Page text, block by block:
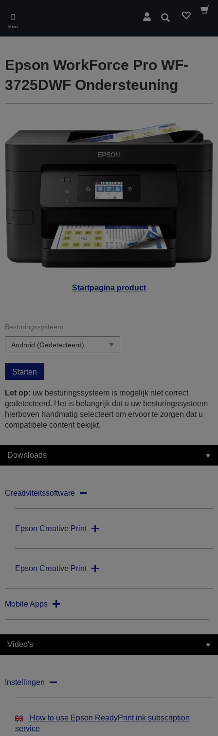
main
content
Menu
Zoeken
Startpagina product
Epson WorkForce Pro WF-
3725DWF Ondersteuning
Besturingssysteem:
Starten
Let op: uw besturingssysteem is mogelijk niet correct
gedetecteerd. Het is belangrijk dat u uw besturingssysteem
hierboven handmatig selecteert om ervoor te zorgen dat u
compatibele content bekijkt.
Downloads
Creativiteitssoftware
Epson Creative Print
Epson Creative Print
Mobile Apps
Video's
Instellingen
How to use Epson ReadyPrint ink subscription
service